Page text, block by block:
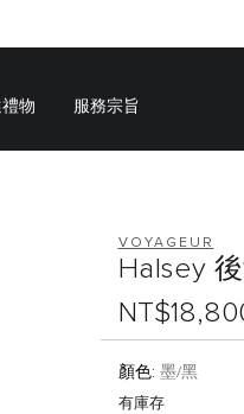
GIFTS
GIFTS
物 服務宗旨
VOYAGEUR
Halsey
顏色: 墨/黑
有庫存